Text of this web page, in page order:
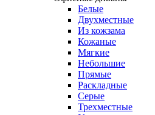
Белые
Двухместные
Из кожзама
Кожаные
Мягкие
Небольшие
Прямые
Раскладные
Серые
Трехместные